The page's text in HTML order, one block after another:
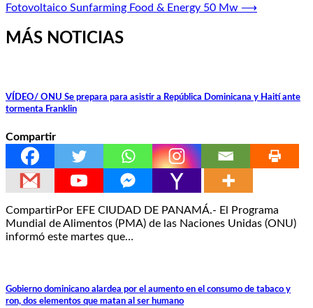
entradas
Fotovoltaico Sunfarming Food & Energy 50 Mw ⟶
MÁS NOTICIAS
VÍDEO/ ONU Se prepara para asistir a República Dominicana y Haití ante
tormenta Franklin
Compartir
CompartirPor EFE CIUDAD DE PANAMÁ.- El Programa
Mundial de Alimentos (PMA) de las Naciones Unidas (ONU)
informó este martes que…
Gobierno dominicano alardea por el aumento en el consumo de tabaco y
ron, dos elementos que matan al ser humano